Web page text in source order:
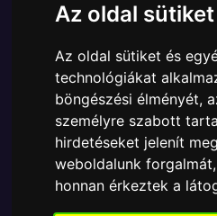
Az oldal
Az oldal sütiket és
technológiákat
böngészési élményét,
személyre szabott
hirdetéseket jelenít
weboldalunk
honnan érkeztek a
Cikkszám:889698649063
Ára:9390 Ft
A Funko POP - Marvel
Funko - Marvel Los
Thor Exclusive gyűjtői vinyl
csomagolásban azaz -
gazdáját.